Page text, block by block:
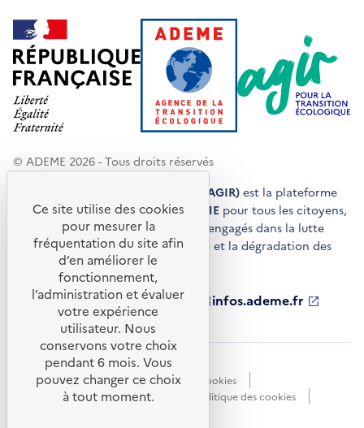
© ADEME 2026 - Tous droits réservés
Agir pour la transition écologique (AGIR) est la plateforme
de conseils et de services de l'ADEME pour tous les citoyens,
acteurs économiques et territoires engagés dans la lutte
contre le réchauffement climatique et la dégradation des
ressources.
ademe.fr
S'ouvre
nouvelle
fenêtre
librairie.ademe.fr
S'ouvre
dans
une
nouvelle
fenêtre
infos.ademe.fr
S'ouvre
nouvelle
ademe.fr/presse
S'ouvre
nouvelle
fenêtre
Accessibilité : non conforme
Données personnelles
Gestion des cookies
Mentions légales
Plan du site
Politique des cookies
Ce site utilise des cookies
pour mesurer la
fréquentation du site afin
d’en améliorer le
fonctionnement,
l’administration et évaluer
votre expérience
utilisateur. Nous
conservons votre choix
pendant 6 mois. Vous
pouvez changer ce choix
à tout moment.